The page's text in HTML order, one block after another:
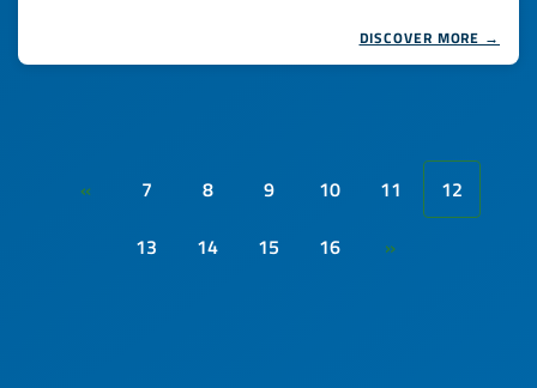
DISCOVER MORE →
« 7 8 9 10 11
12
13
14 15 16 »